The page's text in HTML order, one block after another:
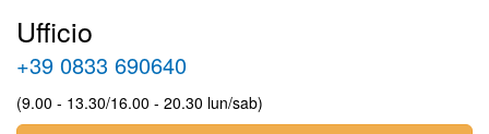
Ufficio
+39 0833 690640
(9.00 - 13.30/16.00 - 20.30 lun/sab)